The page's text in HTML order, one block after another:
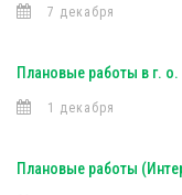
7 декабря
Плановые работы в г.
1 декабря
Плановые работы